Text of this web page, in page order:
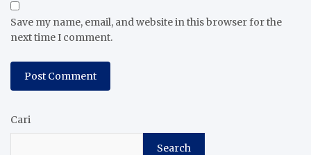
Save my name, email, and website in this browser for the
next time I comment.
Cari
Search